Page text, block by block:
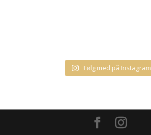
Følg med på Instagram